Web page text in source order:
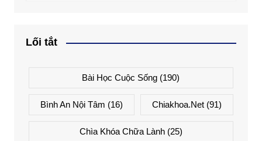
Lối tắt
Bài Học Cuộc Sống (190)
Bình An Nội Tâm (16) Chiakhoa.net (91)
Chìa Khóa Chữa Lành(25)